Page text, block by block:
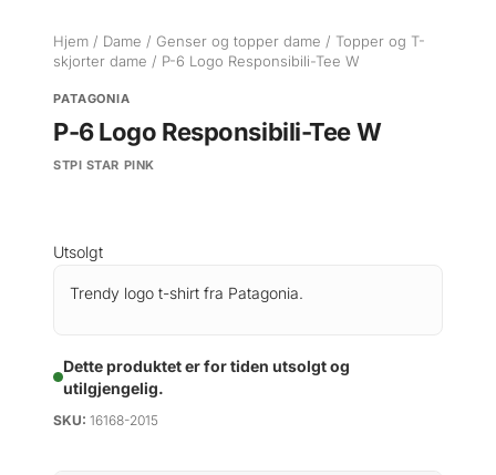
Hjem / Dame / Genser og topper dame / Topper og T-
skjorter dame / P-6 Logo Responsibili-Tee W
PATAGONIA
P-6 Logo Responsibili-Tee W
STPI STAR PINK
Utsolgt
Trendy logo t-shirt fra Patagonia.
Dette produktet er for tiden utsolgt og
utilgjengelig.
SKU: 16168-2015